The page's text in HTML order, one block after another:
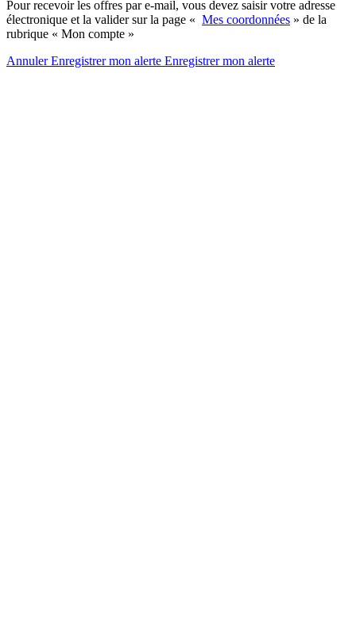
Pour recevoir les offres par e-mail, vous devez saisir votre adresse
électronique et la valider sur la page « Mes coordonnées » de la
rubrique « Mon compte »
AnnulerEnregistrer mon alerte Enregistrermon alerte